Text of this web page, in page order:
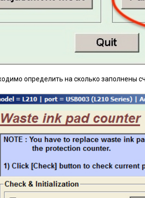
определить на сколько заполнены